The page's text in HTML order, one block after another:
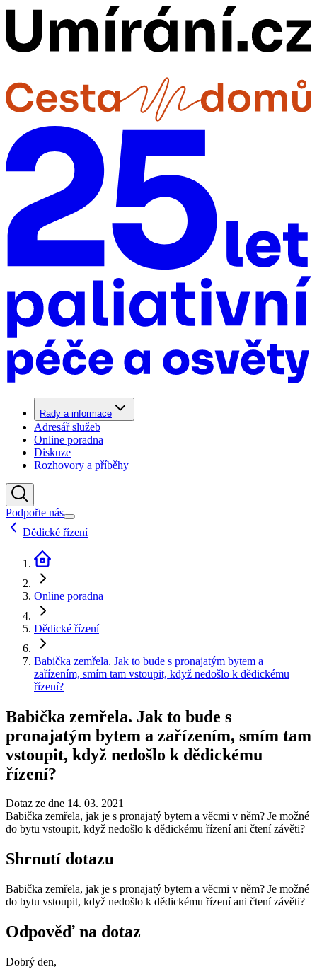
Rady a informace
Adresář služeb
Online poradna
Diskuze
Rozhovory a příběhy
Podpořte nás
Dědické řízení
Online poradna
Dědické řízení
Babička zemřela. Jak to bude s pronajatým bytem a
zařízením, smím tam vstoupit, když nedošlo k dědickému
řízení?
Babička zemřela. Jak to bude s
pronajatým bytem a zařízením, smím tam
vstoupit, když nedošlo k dědickému
řízení?
Dotaz ze dne 14. 03. 2021
Babička zemřela, jak je s pronajatý bytem a věcmi v něm? Je možné
do bytu vstoupit, když nedošlo k dědickému řízení ani čtení závěti?
Shrnutí dotazu
Babička zemřela, jak je s pronajatý bytem a věcmi v něm? Je možné
do bytu vstoupit, když nedošlo k dědickému řízení ani čtení závěti?
Odpověď na dotaz
Dobrý den,